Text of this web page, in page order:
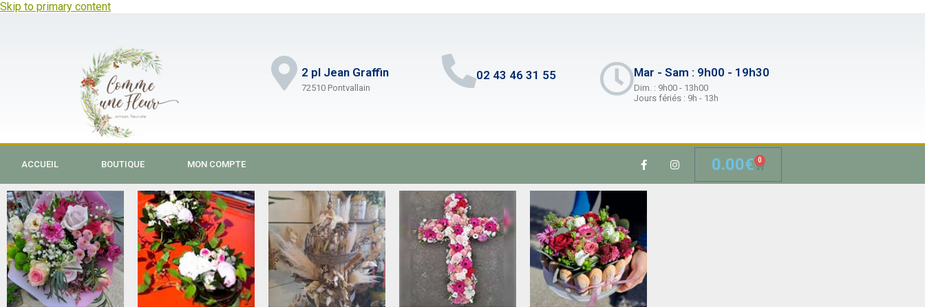
Skip to primary content
2 pl Jean Graffin
72510 Pontvallain
02 43 46 31 55 Mar - Sam : 9h00 - 19h30
Dim. : 9h00 - 13h00
Jours fériés : 9h - 13h
ACCUEIL BOUTIQUE MON COMPTE 0.00€ 0